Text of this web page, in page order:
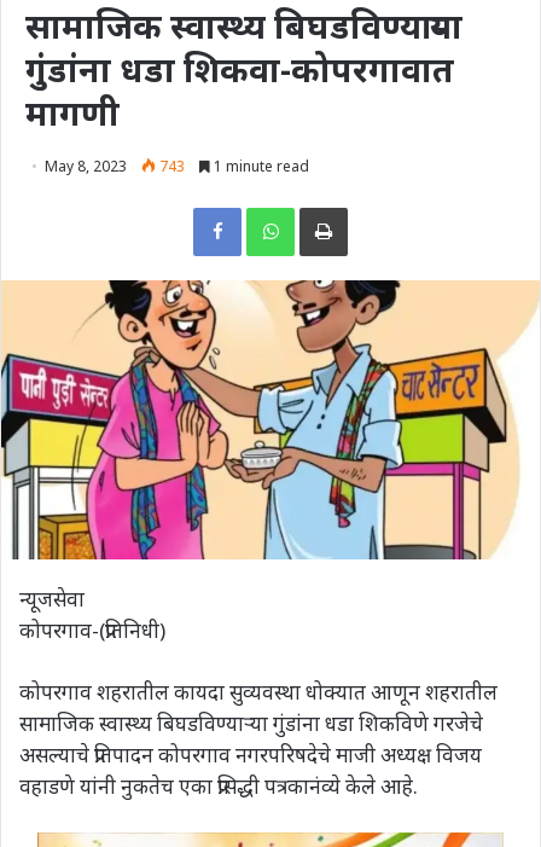
सामाजिक स्वास्थ्य बिघडविण्याऱ्या
गुंडांना धडा शिकवा-कोपरगावात
मागणी
May 8, 2023 743 1 minute read
Print
न्यूजसेवा
कोपरगाव-(प्रतिनिधी)
कोपरगाव शहरातील कायदा सुव्यवस्था धोक्यात आणून शहरातील
सामाजिक स्वास्थ्य बिघडविण्याऱ्या गुंडांना धडा शिकविणे गरजेचे
असल्याचे प्रतिपादन कोपरगाव नगरपरिषदेचे माजी अध्यक्ष विजय
वहाडणे यांनी नुकतेच एका प्रसिद्धी पत्रकानंव्ये केले आहे.